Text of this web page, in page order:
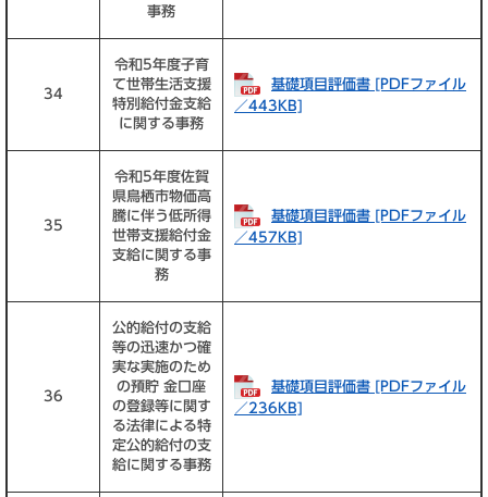
事務
34
令和5年度子育
て世帯生活支援
特別給付金支給
に関する事務
基礎項目評価書 [PDFファイル
／443KB]
35
令和5年度佐賀
県鳥栖市物価高
騰に伴う低所得
世帯支援給付金
支給に関する事
務
基礎項目評価書 [PDFファイル
／457KB]
36
公的給付の支給
等の迅速かつ確
実な実施のため
の預貯 金口座
の登録等に関す
る法律による特
定公的給付の支
給に関する事務
基礎項目評価書 [PDFファイル
／236KB]